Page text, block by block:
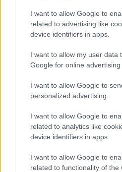
I want to allow Google to
related to advertising like
device identifiers in apps.
I want to allow my user data
Google for online advertising
I want to allow Google to
personalized advertising.
I want to allow Google to
related to analytics like
device identifiers in apps.
I want to allow Google to
related to functionality of the
Superbutt - Schneller
Egy időre szünetel
dallal és egy akváriumos
el a közönségtől. ASchneller
Vorboten zenekar
Mezza készített hozzá egy